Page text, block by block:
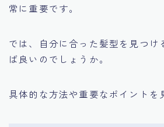
常に重要です。
では、自分に合った髪型を見つけ
ば良いのでしょうか。
具体的な方法や重要なポイントを